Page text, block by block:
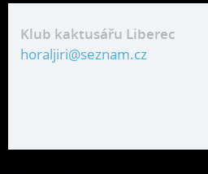
Klub kaktusářu Liberec
horaljiri@seznam.cz